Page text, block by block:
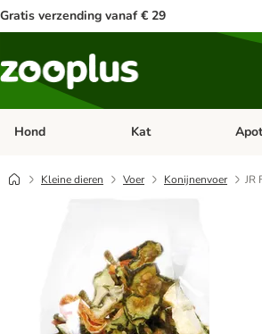
Gratis verzending vanaf € 29
Hond Open categorie menu:
Kat Open
Kleine dieren Voer Konijnenvoer JR